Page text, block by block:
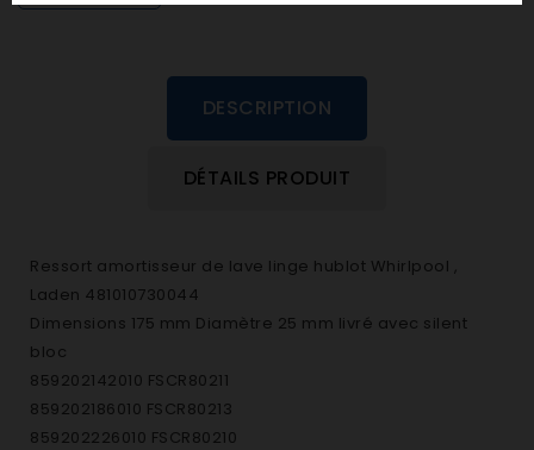
DESCRIPTION
DÉTAILS PRODUIT
Ressort amortisseur de lave linge hublot Whirlpool ,
Laden 481010730044
Dimensions 175 mm Diamètre 25 mm livré avec silent
bloc
859202142010 FSCR80211
859202186010 FSCR80213
859202226010 FSCR80210